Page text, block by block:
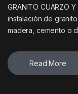
GRANITO CUARZO
instalación de
madera, cemento o
Read More